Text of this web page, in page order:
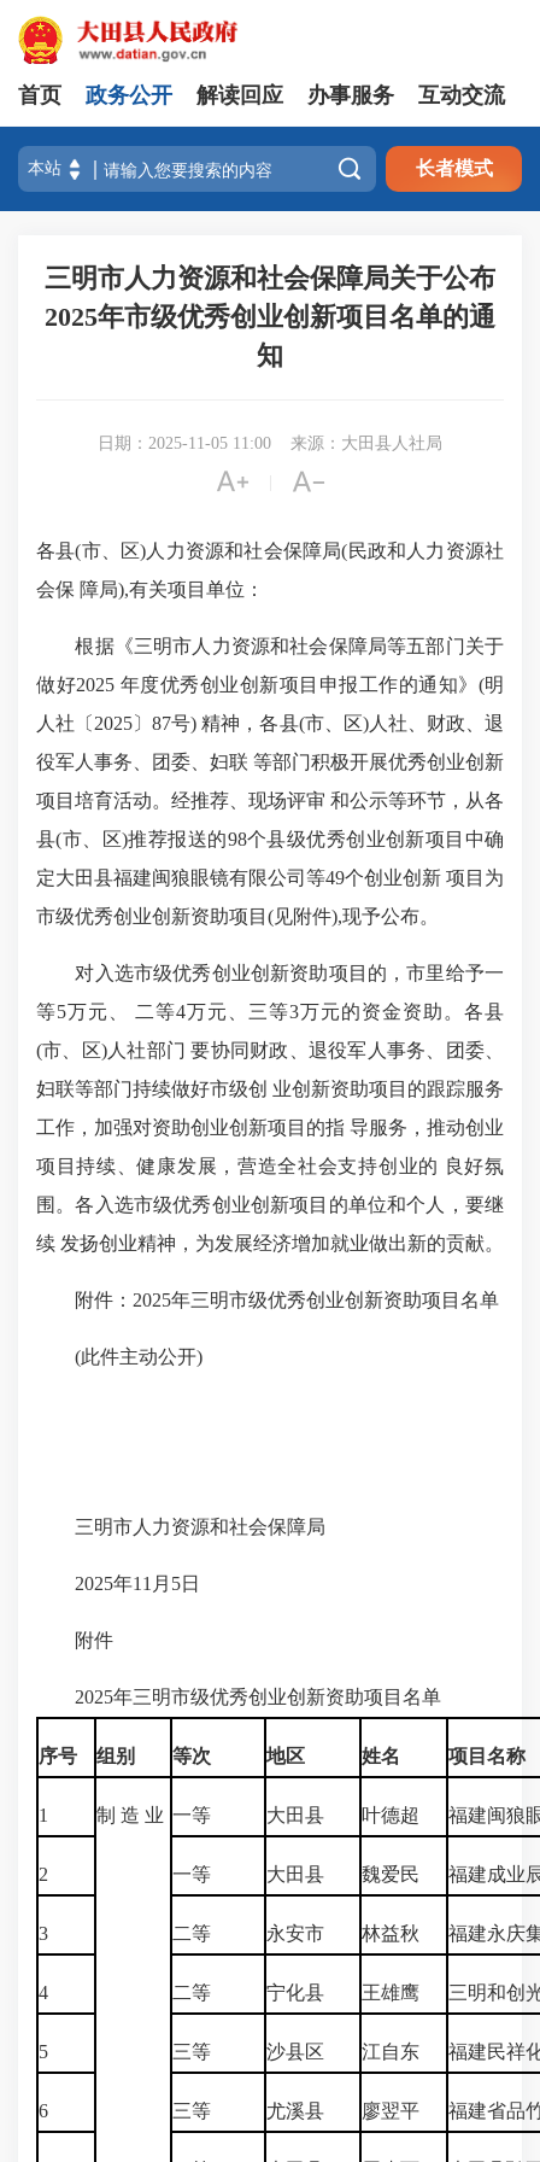
首页 政务公开 解读回应 办事服务 互动交流
 长者模式
三明市人力资源和社会保障局关于公布
2025年市级优秀创业创新项目名单的通
知
日期：2025-11-05 11:00 来源：大田县人社局
 
各县(市、区)人力资源和社会保障局(民政和人力资源社
会保 障局),有关项目单位：
根据《三明市人力资源和社会保障局等五部门关于
做好2025 年度优秀创业创新项目申报工作的通知》(明
人社〔2025〕87号) 精神，各县(市、区)人社、财政、退
役军人事务、团委、妇联 等部门积极开展优秀创业创新
项目培育活动。经推荐、现场评审 和公示等环节，从各
县(市、区)推荐报送的98个县级优秀创业创新项目中确
定大田县福建闽狼眼镜有限公司等49个创业创新 项目为
市级优秀创业创新资助项目(见附件),现予公布。
对入选市级优秀创业创新资助项目的，市里给予一
等5万元、 二等4万元、三等3万元的资金资助。各县
(市、区)人社部门 要协同财政、退役军人事务、团委、
妇联等部门持续做好市级创 业创新资助项目的跟踪服务
工作，加强对资助创业创新项目的指 导服务，推动创业
项目持续、健康发展，营造全社会支持创业的 良好氛
围。各入选市级优秀创业创新项目的单位和个人，要继
续 发扬创业精神，为发展经济增加就业做出新的贡献。
附件：2025年三明市级优秀创业创新资助项目名单
(此件主动公开)
三明市人力资源和社会保障局
2025年11月5日
附件
2025年三明市级优秀创业创新资助项目名单
序号 组别 等次 地区 姓名 项目名称
1 制 造 业 一等 大田县 叶德超 福建闽狼
2 一等 大田县 魏爱民 福建成业
3 二等 永安市 林益秋 福建永庆
4 二等 宁化县 王雄鹰 三明和创
5 三等 沙县区 江自东 福建民祥
6 三等 尤溪县 廖翌平 福建省品